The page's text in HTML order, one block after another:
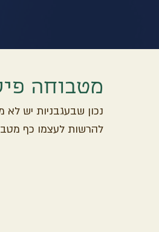
מטבוחה
נכון שבעגבניות יש
להרשות לעצמו כף